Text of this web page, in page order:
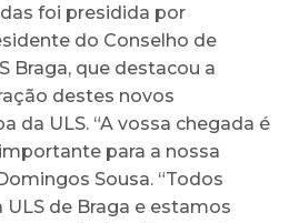
foi presidida por
do Conselho de
Braga, que destacou a
destes novos
da ULS. “A vossa chegada é
para a nossa
Sousa. “Todos
de Braga e estamos